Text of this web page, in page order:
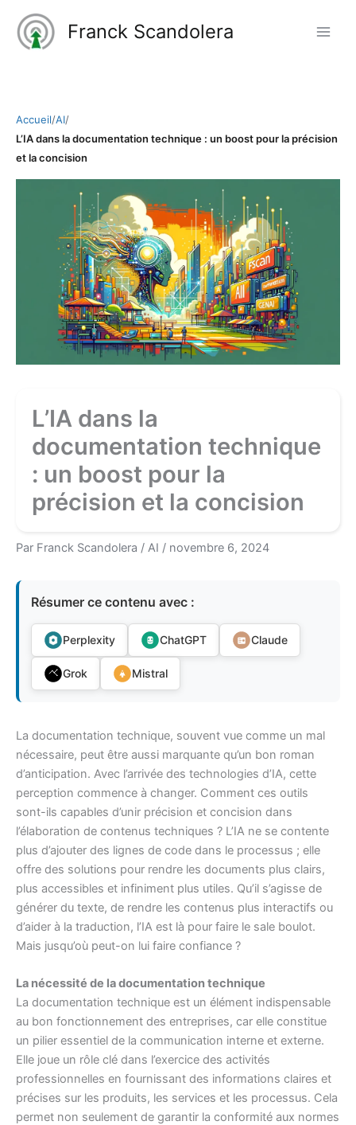
contenu
Franck Scandolera
Accueil/AI/
L’IA dans la documentation technique : un boost pour la précision
et la concision
L’IA dans la
documentation technique
: un boost pour la
précision et la concision
Par Franck Scandolera / AI / novembre 6, 2024
Résumer ce contenu avec :
Perplexity ChatGPT Claude
Grok Mistral
La documentation technique, souvent vue comme un mal
nécessaire, peut être aussi marquante qu’un bon roman
d’anticipation. Avec l’arrivée des technologies d’IA, cette
perception commence à changer. Comment ces outils
sont-ils capables d’unir précision et concision dans
l’élaboration de contenus techniques ? L’IA ne se contente
plus d’ajouter des lignes de code dans le processus ; elle
offre des solutions pour rendre les documents plus clairs,
plus accessibles et infiniment plus utiles. Qu’il s’agisse de
générer du texte, de rendre les contenus plus interactifs ou
d’aider à la traduction, l’IA est là pour faire le sale boulot.
Mais jusqu’où peut-on lui faire confiance ?
La nécessité de la documentation technique
La documentation technique est un élément indispensable
au bon fonctionnement des entreprises, car elle constitue
un pilier essentiel de la communication interne et externe.
Elle joue un rôle clé dans l’exercice des activités
professionnelles en fournissant des informations claires et
précises sur les produits, les services et les processus. Cela
permet non seulement de garantir la conformité aux normes